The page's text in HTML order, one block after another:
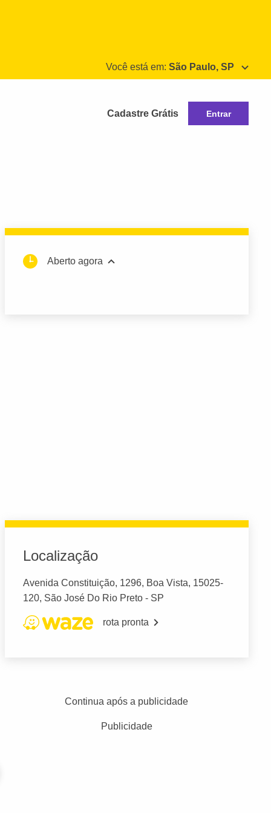
Você está em: São Paulo, SP
Cadastre Grátis Entrar
Aberto agora
Localização
Avenida Constituição, 1296, Boa Vista, 15025-
120, São José Do Rio Preto - SP
rota pronta
Continua após a publicidade
Publicidade